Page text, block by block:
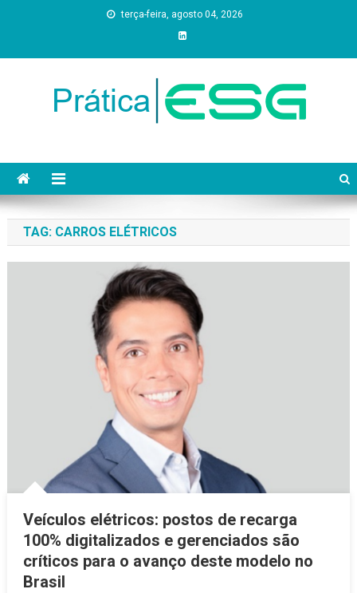
terça-feira, agosto 04, 2026
TAG: CARROS ELÉTRICOS
Veículos elétricos: postos de recarga
100% digitalizados e gerenciados são
críticos para o avanço deste modelo no
Brasil